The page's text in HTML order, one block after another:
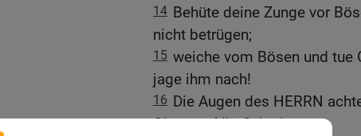
14 Behüte deine Zunge vor
nicht betrügen;
15 weiche vom Bösen und tue
jage ihm nach!
16 Die Augen des HERRN
Ohren auf ihr Schreien;